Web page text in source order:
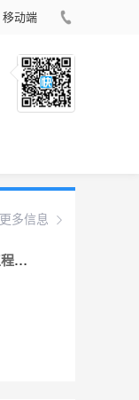
移动端
更多信息
泸州市华宁品味装饰设计工程有限公司